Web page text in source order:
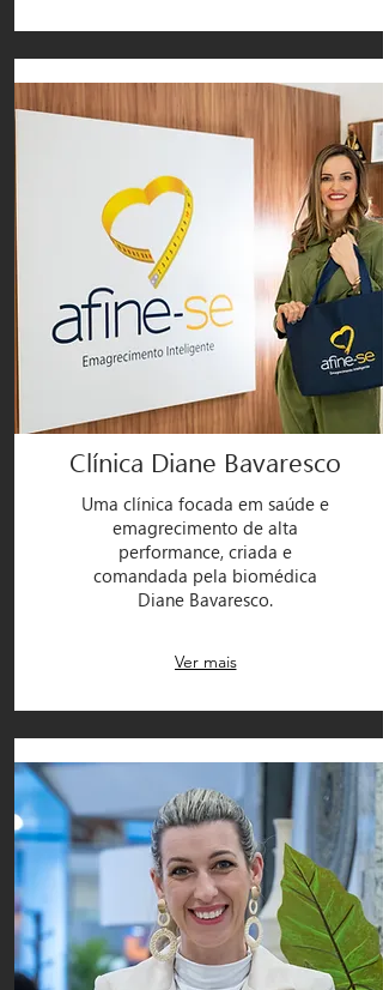
Clínica Diane Bavaresco
Uma clínica focada em saúde e
emagrecimento de alta
performance, criada e
comandada pela biomédica
Diane Bavaresco.
Ver mais